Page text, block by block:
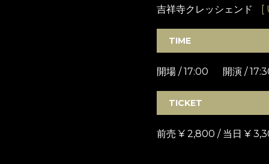
吉祥寺クレッシェンド
TIME
開場 / 17:00 開演 /
TICKET
前売 ¥ 2,800 / 当日 ¥